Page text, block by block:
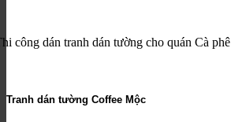
công dán tranh dán tường cho quán Cà phê
Tranh dán tường Coffee Mộc